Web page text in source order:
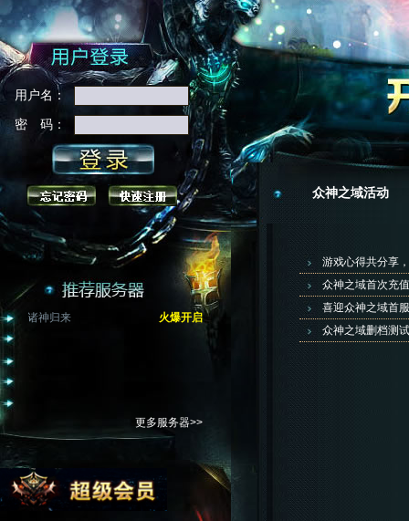
众神之域活动
游戏心得共分享
众神之域首次充
喜迎众神之域首
众神之域删档测
用户名：
密 码：
火爆开启
诸神归来
更多服务器>>